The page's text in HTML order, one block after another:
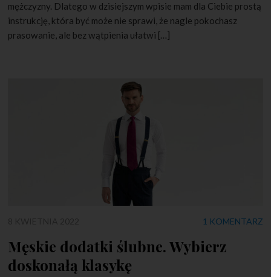
mężczyzny. Dlatego w dzisiejszym wpisie mam dla Ciebie prostą
instrukcję, która być może nie sprawi, że nagle pokochasz
prasowanie, ale bez wątpienia ułatwi […]
1 KOMENTARZ
Męskie dodatki ślubne. Wybierz
doskonałą klasykę